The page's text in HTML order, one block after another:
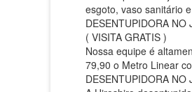
esgoto, vaso sanitário
DESENTUPIDORA NO
( VISITA GRATIS )
Nossa equipe é
79,90 o Metro Linear
DESENTUPIDORA